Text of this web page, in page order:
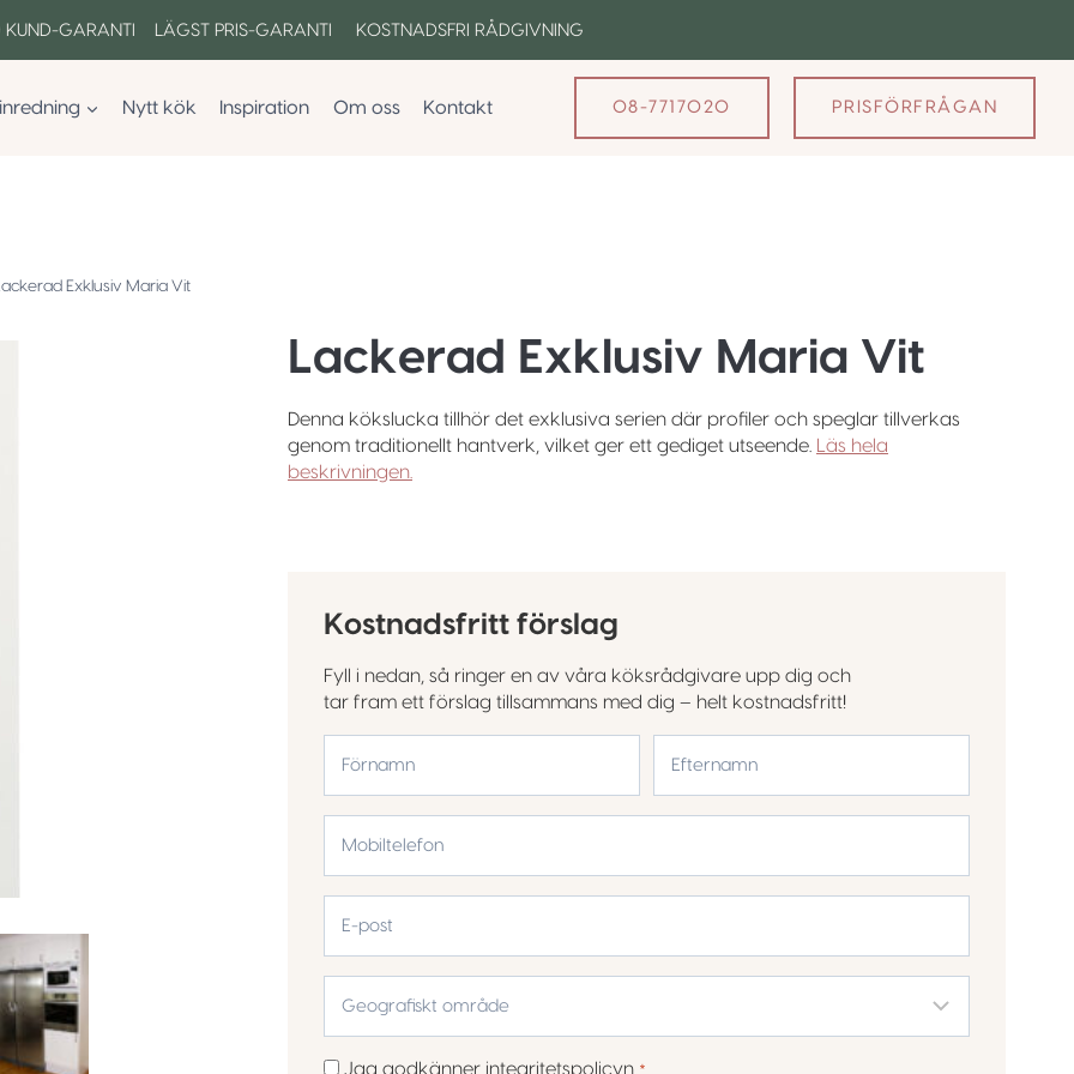
KUND-GARANTI LÄGST PRIS-GARANTI KOSTNADSFRI RÅDGIVNING
Nytt kök Inspiration Om oss Kontakt 08-7717020 PRISFÖRFRÅGAN
Exklusiv Maria Vit
Lackerad Exklusiv Maria Vit
Denna kökslucka tillhör det exklusiva serien där profiler och speglar tillverkas
genom traditionellt hantverk, vilket ger ett gediget utseende.
Läs hela
beskrivningen.
Kostnadsfritt förslag
Fyll i nedan, så ringer en av våra köksrådgivare upp dig och
tar fram ett förslag tillsammans med dig – helt kostnadsfritt!
Förnamn Efternamn
post
område
*
Samtycke
Jag godkänner integritetspolicyn *